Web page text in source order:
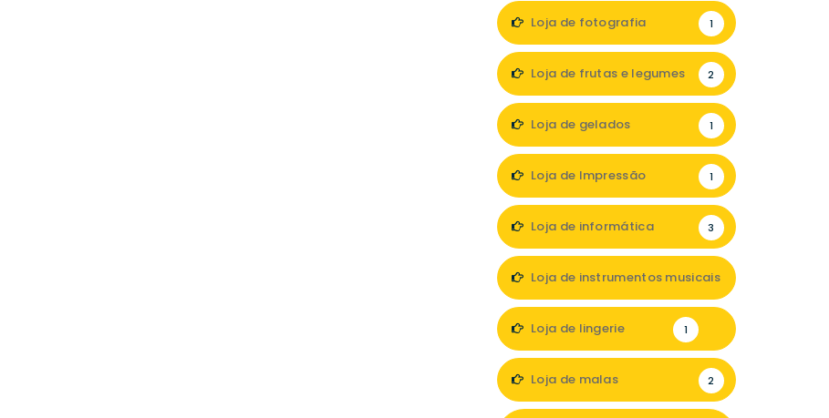
Loja de fotografia 1
Loja de frutas e legumes 2
Loja de gelados 1
Loja de Impressão 1
Loja de informática 3
Loja de instrumentos musicais
Loja de lingerie 1
Loja de malas 2